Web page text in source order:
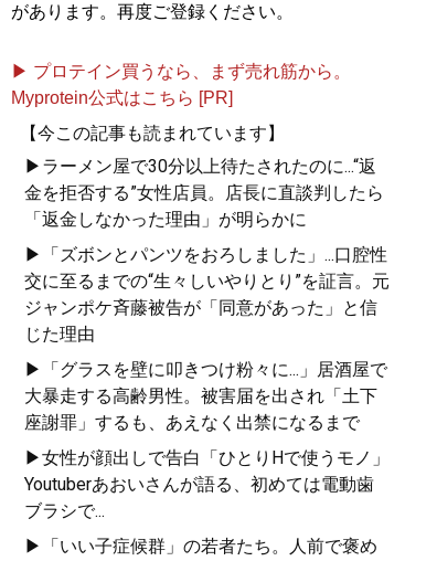
があります。再度ご登録ください。
▶ プロテイン買うなら、まず売れ筋から。
Myprotein公式はこちら [PR]
【今この記事も読まれています】
▶ラーメン屋で30分以上待たされたのに...“返
金を拒否する”女性店員。店長に直談判したら
「返金しなかった理由」が明らかに
▶「ズボンとパンツをおろしました」...口腔性
交に至るまでの“生々しいやりとり”を証言。元
ジャンポケ斉藤被告が「同意があった」と信
じた理由
▶「グラスを壁に叩きつけ粉々に...」居酒屋で
大暴走する高齢男性。被害届を出され「土下
座謝罪」するも、あえなく出禁になるまで
▶女性が顔出しで告白「ひとりHで使うモノ」
Youtuberあおいさんが語る、初めては電動歯
ブラシで...
▶「いい子症候群」の若者たち。人前で褒め